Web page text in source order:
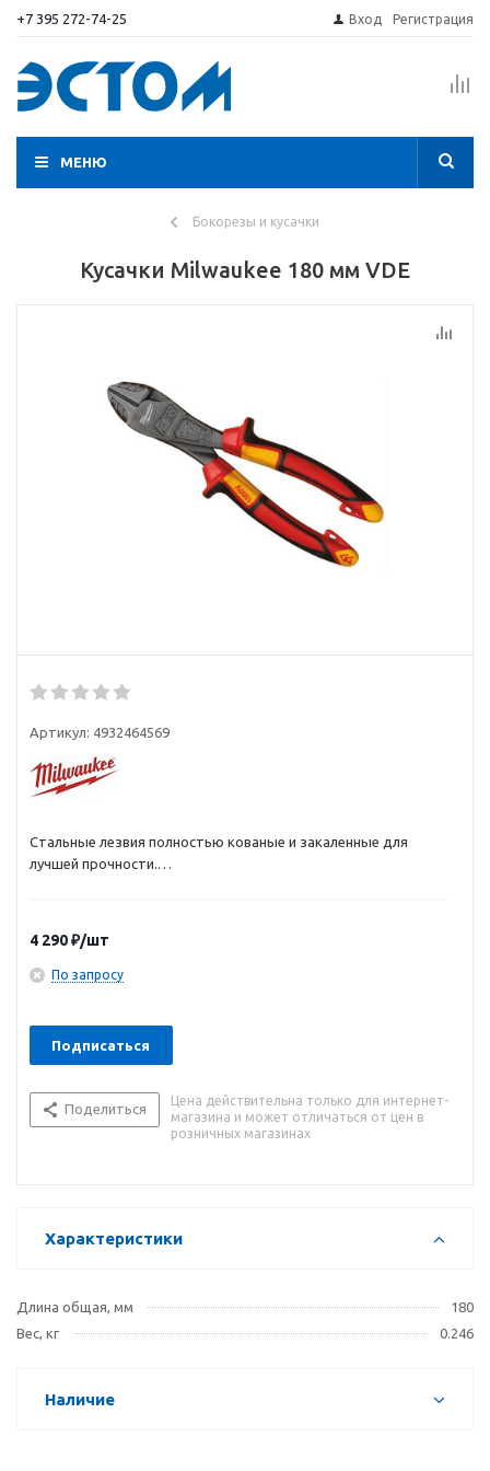
+7 395 272-74-25 Вход Регистрация
МЕНЮ
Бокорезы и кусачки
Кусачки Milwaukee 180 мм VDE
Артикул: 4932464569
Стальные лезвия полностью кованые и закаленные для
лучшей прочности.
твердых материалов.
Прецизионное механическое соединение для максимальной
Эргономичный захват с мягкой накладкой для удобного
управления и хорошего сцепления.
Протестировано на холоде до -40 °.
4 290₽/шт
По запросу
Подписаться
Поделиться
Цена действительна только для интернет-
магазина и может отличаться от цен в
розничных магазинах
Характеристики
Длина общая, мм
180
Вес, кг
0.246
Наличие